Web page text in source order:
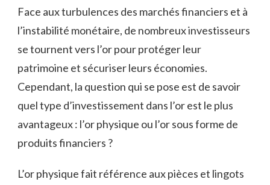
Face aux turbulences des marchés ⁣financiers​ et à
l’instabilité monétaire, de nombreux investisseurs
se tournent ⁤vers l’or pour protéger ​leur
⁤patrimoine et sécuriser leurs économies.
Cependant, la⁢ question qui se pose est​ de savoir
⁢quel type ⁢d’investissement​ dans l’or est ⁢le plus
avantageux ‍:‌ l’or physique ⁤ou l’or‌ sous forme de
produits financiers ? ⁤
L’or ​physique ⁣fait référence aux pièces et⁣ lingots